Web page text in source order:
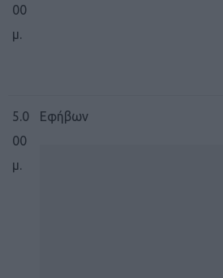
00
μ.
5.0
00
μ.
Εφήβων